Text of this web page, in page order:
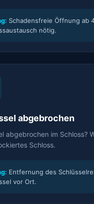
Schadensfreie Öffnung ab
nötig.
abgebrochen
abgebrochen im Schloss?
Schloss.
Entfernung des
vor Ort.